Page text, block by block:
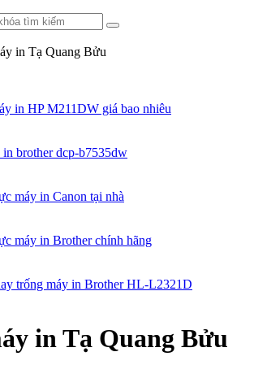
in Tạ Quang Bửu
in HP M211DW giá bao nhiêu
brother dcp-b7535dw
máy in Canon tại nhà
máy in Brother chính hãng
trống máy in Brother HL-L2321D
in Tạ Quang Bửu